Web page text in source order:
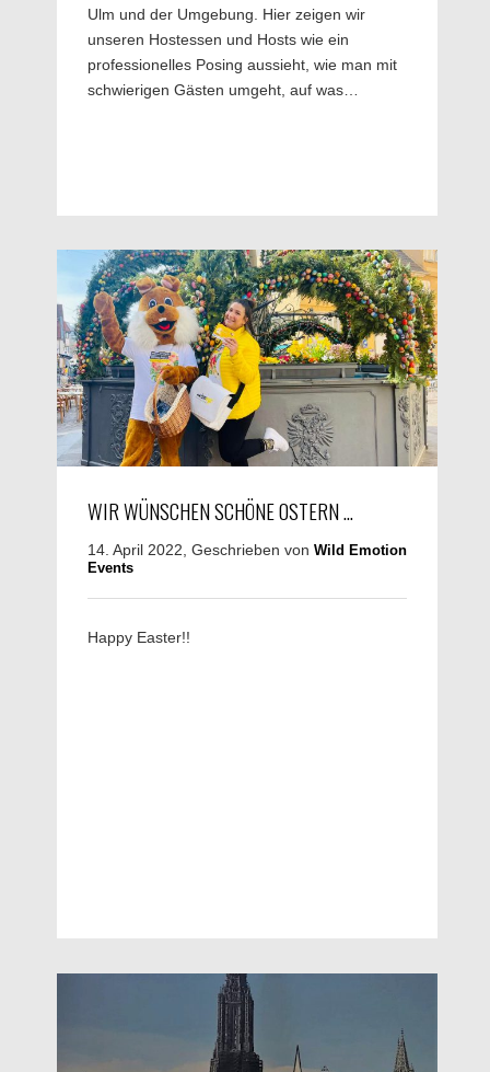
Ulm und der Umgebung. Hier zeigen wir
unseren Hostessen und Hosts wie ein
professionelles Posing aussieht, wie man mit
schwierigen Gästen umgeht, auf was…
WIR WÜNSCHEN SCHÖNE OSTERN …
14. April 2022, Geschrieben von Wild Emotion
Events
Happy Easter!!